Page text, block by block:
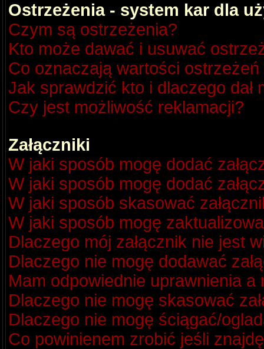
Ostrzeżenia - system kar dla
Czym są ostrzeżenia?
Kto może dawać i usuwać
Co oznaczają wartości
Jak sprawdzić kto i dlaczego dał
Czy jest możliwość reklamacji?
Załączniki
W jaki sposób mogę dodać
W jaki sposób mogę dodać
W jaki sposób skasować
W jaki sposób mogę
Dlaczego mój załącznik nie jest
Dlaczego nie mogę dodawać
Mam odpowiednie uprawnienia a
Dlaczego nie mogę skasować
Dlaczego nie mogę ściągać/
Co powinienem zrobić jeśli